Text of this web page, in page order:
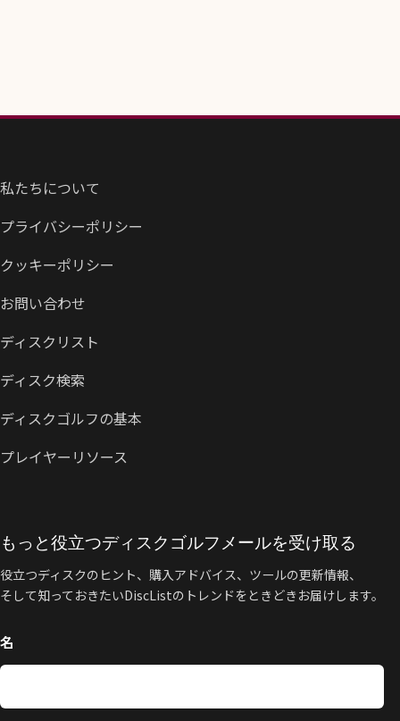
私たちについて
プライバシーポリシー
クッキーポリシー
お問い合わせ
ディスクリスト
ディスク検索
ディスクゴルフの基本
プレイヤーリソース
もっと役立つディスクゴルフメールを受け取る
役立つディスクのヒント、購入アドバイス、ツールの更新情報、
そして知っておきたいDiscListのトレンドをときどきお届けします。
名